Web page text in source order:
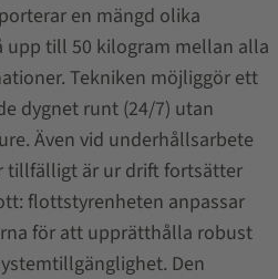
en mängd olika
upp till 50 kilogram mellan alla
Tekniken möjliggör ett
dygnet runt (24/7) utan
Även vid underhållsarbete
tillfälligt är ur drift fortsätter
flottstyrenheten anpassar
för att upprätthålla robust
Den